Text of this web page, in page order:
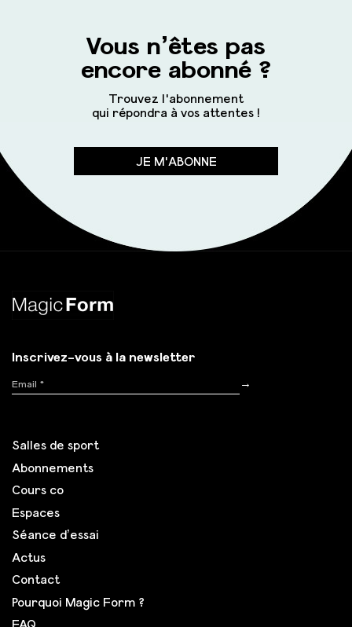
Vous n’êtes pas
encore abonné ?
Trouvez l'abonnement
qui répondra à vos attentes !
JE M'ABONNE
Inscrivez-vous à la newsletter
Inscription
→
Salles de sport
Abonnements
Cours co
Espaces
Séance d’essai
Actus
Contact
Pourquoi Magic Form ?
FAQ